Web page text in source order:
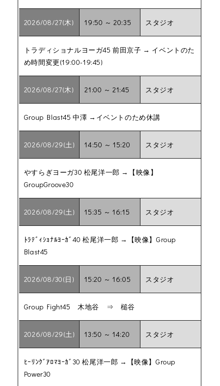
2026/08/27(木) 19:50 ～ 20:35 スタジオ
トラディショナルヨーガ45 前田京子 → イベントのた
め時間変更(19:00-19:45)
2026/08/27(木) 21:00 ～ 21:45 スタジオ
Group Blast45 中澤 →イベントのため休講
2026/08/29(土) 14:50 ～ 15:20 スタジオ
やすらぎヨーガ30 松尾洋一郎 →【映像】
GroupGroove30
2026/08/29(土) 15:35 ～ 16:15 スタジオ
ﾄﾗﾃﾞｨｼｮﾅﾙﾖｰｶﾞ40 松尾洋一郎 →【映像】Group
Blast45
2026/08/30(日) 15:20 ～ 16:05 スタジオ
Group Fight45 木地谷 ⇒ 槌谷
2026/08/29(土) 13:50 ～ 14:20 スタジオ
ﾋｰﾘﾝｸﾞｱﾛﾏﾖｰｶﾞ30 松尾洋一郎 →【映像】Group
Power30